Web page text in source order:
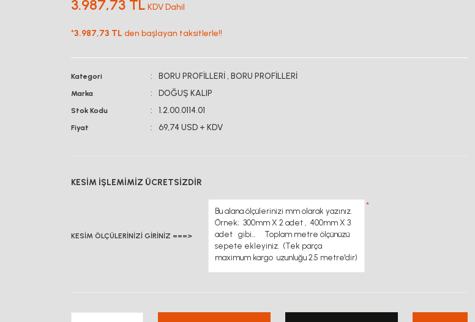
3.987,73 TL KDV Dahil
*3.987,73 TL den başlayan taksitlerle!!
Kategori BORU PROFİLLERİ , BORU PROFİLLERİ
Marka DOĞUŞ KALIP
Stok Kodu 1.2.00.0114.01
Fiyat 69,74 USD + KDV
KESİM İŞLEMİMİZ ÜCRETSİZDİR
KESİM ÖLÇÜLERİNİZİ GİRİNİZ ===>
*